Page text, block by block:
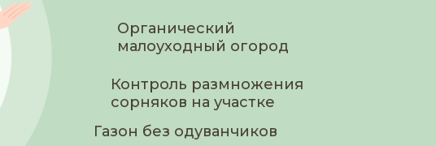
Органический
малоуходный огород
Контроль размножения
сорняков на участке
Газон без одуванчиков